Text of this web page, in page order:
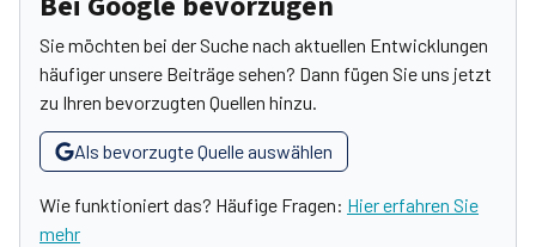
Sie möchten bei der Suche nach aktuellen Entwicklungen
häufiger unsere Beiträge sehen? Dann fügen Sie uns jetzt
zu Ihren bevorzugten Quellen hinzu.
Als bevorzugte Quelle auswählen
Wie funktioniert das? Häufige Fragen: Hier erfahren Sie
mehr